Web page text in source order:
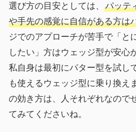
選び方の目安としては、 パッテ
や手先の感覚に自信がある方は
ジでのアプローチが苦手で「と
したい」方はウェッジ型が安心
私自身は最初にパター型を試し
も使えるウェッジ型に乗り換え
の効き方は、人それぞれなので
てみてくださいね。